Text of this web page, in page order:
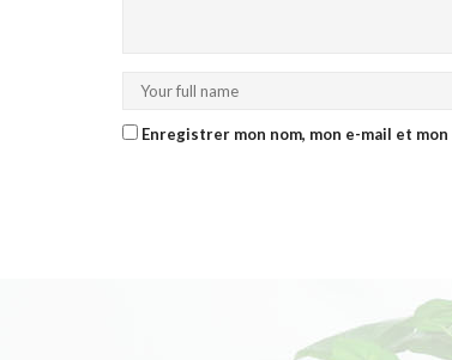
Enregistrer mon nom, mon e-mail et